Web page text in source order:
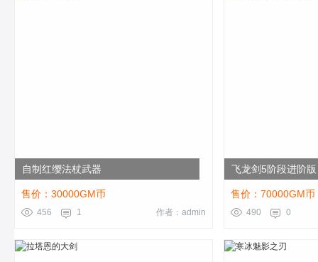
自制红缨法杖武器
售价：30000GM币
456 1 作者：admin
飞龙剑5阶段进阶版
售价：70000GM币
490 0